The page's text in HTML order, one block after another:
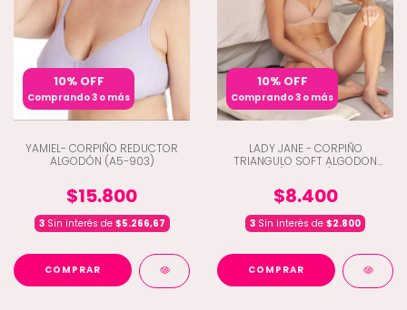
10% OFF
Comprando 3 o más
YAMIEL- CORPIÑO REDUCTOR
ALGODÓN (A5-903)
$15.800
3Sin interés de $5.266,67
COMPRAR
10% OFF
Comprando 3 o más
LADY JANE - CORPIÑO
TRIANGULO SOFT ALGODON
$8.400
3 Sin interés de $2.800
COMPRAR